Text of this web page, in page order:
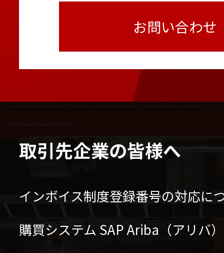
お問い合わせ
取引先企業の皆様へ
インボイス制度登録番号の対応に
購買システム SAP Ariba（アリバ